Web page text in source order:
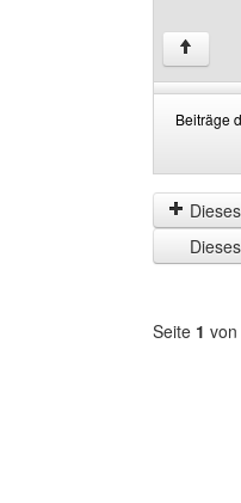
↑
Beiträge
der
letzten
Zeit
anzeigen
by
Seite 1 von